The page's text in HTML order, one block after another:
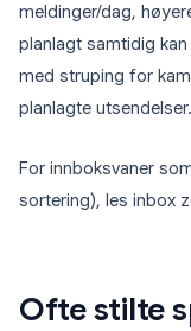
meldinger/dag,
planlagt samtidig kan
med struping for
planlagte utsendelser.
For innboksvaner
sortering), les inbox
Ofte stilte